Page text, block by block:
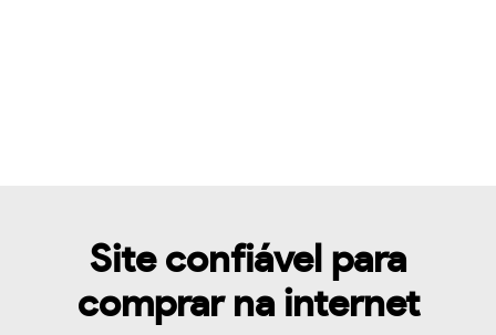
Site confiável para
comprar na internet